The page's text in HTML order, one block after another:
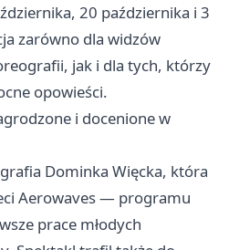
20 października i 3
zarówno dla widzów
jak i dla tych, którzy
opowieści.
i docenione w
Dominka Więcka, która
Aerowaves — programu
prace młodych